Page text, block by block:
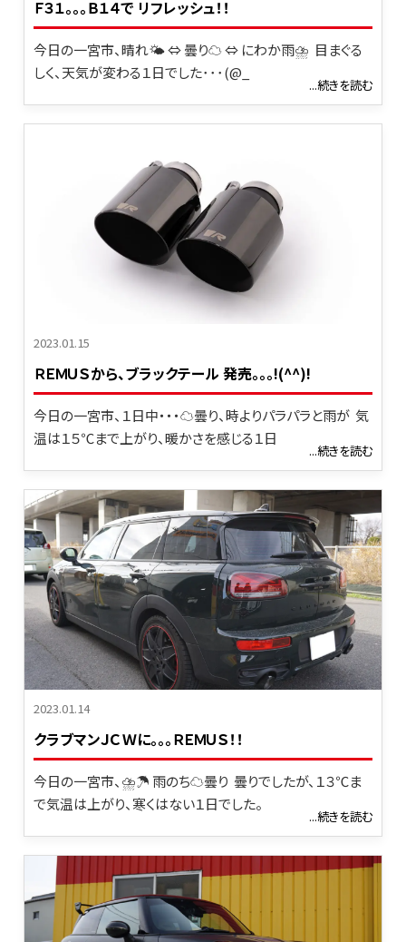
Ｆ３１。。。Ｂ１４で リフレッシュ！！
今日の一宮市、晴れ🌤 ⇔ 曇り☁ ⇔ にわか雨⛈ 目まぐる
しく、天気が変わる１日でした･･･(@_
...続きを読む
2023.01.15
ＲＥＭＵＳから、ブラックテール 発売｡｡｡!(^^)!
今日の一宮市、１日中・・・☁曇り、時よりパラパラと雨が 気
温は１５℃まで上がり、暖かさを感じる１日
...続きを読む
2023.01.14
クラブマンＪＣＷに。。。ＲＥＭＵＳ！！
今日の一宮市、⛈☂ 雨のち☁曇り 曇りでしたが、１３℃ま
で気温は上がり、寒くはない１日でした。
...続きを読む